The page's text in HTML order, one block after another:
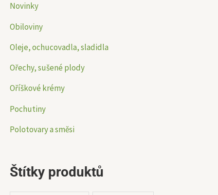
Novinky
Obiloviny
Oleje, ochucovadla, sladidla
Ořechy, sušené plody
Oříškové krémy
Pochutiny
Polotovary a směsi
Štítky produktů